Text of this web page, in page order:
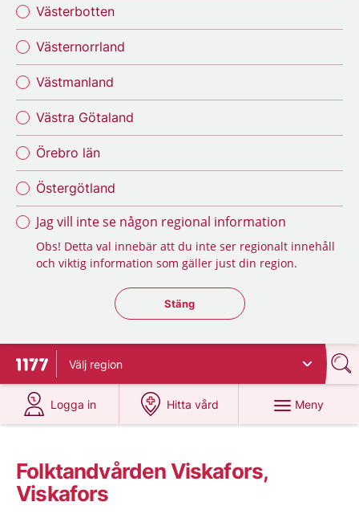
Västerbotten
Västernorrland
Västmanland
Västra Götaland
Örebro län
Östergötland
Jag vill inte se någon regional information
Obs! Detta val innebär att du inte ser regionalt innehåll
och viktig information som gäller just din region.
Stäng regionsväljaren
Stäng
Till startsidan för 1177
Välj region
Logga in
på 1177.se
Hitta vård
på 1177.se
Meny
Folktandvården Viskafors,
Viskafors